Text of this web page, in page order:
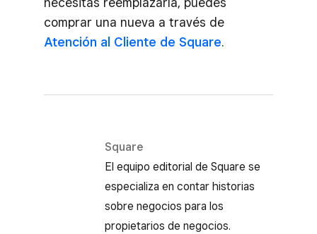
comprar una nueva a través de
Atención al Cliente de Square.
Square
El equipo editorial de Square se
especializa en contar historias
sobre negocios para los
propietarios de negocios.